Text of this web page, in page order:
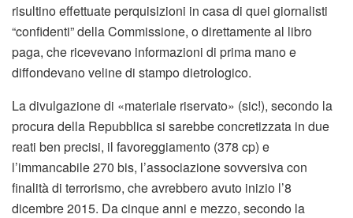
risultino effettuate perquisizioni in casa di quei giornalisti
“confidenti” della Commissione, o direttamente al libro
paga, che ricevevano informazioni di prima mano e
diffondevano veline di stampo dietrologico.
La divulgazione di «materiale riservato» (sic!), secondo la
procura della Repubblica si sarebbe concretizzata in due
reati ben precisi, il favoreggiamento (378 cp) e
l’immancabile 270 bis, l’associazione sovversiva con
finalità di terrorismo, che avrebbero avuto inizio l’8
dicembre 2015. Da cinque anni e mezzo, secondo la